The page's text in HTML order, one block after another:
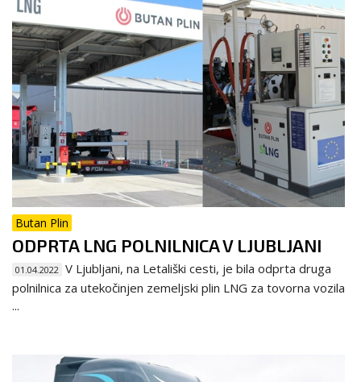
Butan Plin
ODPRTA LNG POLNILNICA V LJUBLJANI
01.04.2022 V Ljubljani, na Letališki cesti, je bila odprta druga
polnilnica za utekočinjen zemeljski plin LNG za tovorna vozila
...